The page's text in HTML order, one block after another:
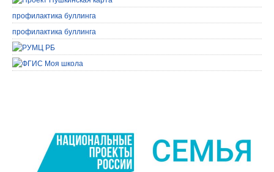
профилактика буллинга
профилактика буллинга